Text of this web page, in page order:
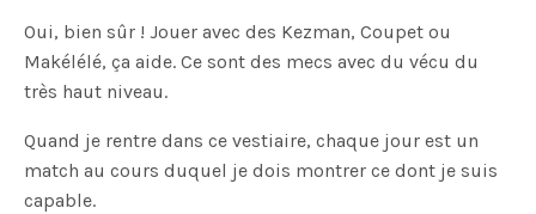
Oui, bien sûr ! Jouer avec des Kezman, Coupet ou
Makélélé, ça aide. Ce sont des mecs avec du vécu du
très haut niveau.
Quand je rentre dans ce vestiaire, chaque jour est un
match au cours duquel je dois montrer ce dont je suis
capable.